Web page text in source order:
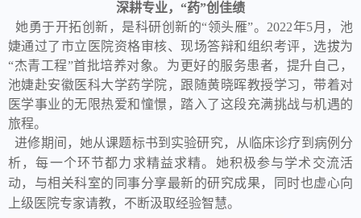
深耕专业，“药”创佳绩
她勇于开拓创新，是科研创新的“领头雁”。2022年5月，池
婕通过了市立医院资格审核、现场答辩和组织考评，选拔为
“杰青工程”首批培养对象。为更好的服务患者，提升自己，
池婕赴安徽医科大学药学院，跟随黄晓晖教授学习，带着对
医学事业的无限热爱和憧憬，踏入了这段充满挑战与机遇的
旅程。
进修期间，她从课题标书到实验研究，从临床诊疗到病例分
析，每一个环节都力求精益求精。她积极参与学术交流活
动，与相关科室的同事分享最新的研究成果，同时也虚心向
上级医院专家请教，不断汲取经验智慧。